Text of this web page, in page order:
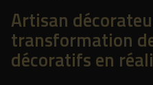
Artisan
transformation
décoratifs en